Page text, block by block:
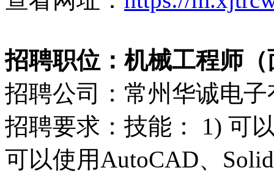
招聘职位：机械工程师（
招聘公司：常州华诚电
招聘要求：技能： 1) 可
可以使用AutoCAD、